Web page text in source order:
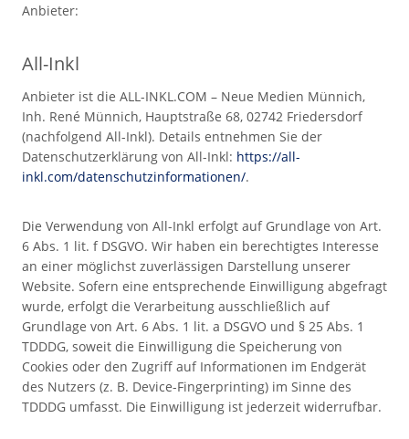
Anbieter:
All-Inkl
Anbieter ist die ALL-INKL.COM – Neue Medien Münnich,
Inh. René Münnich, Hauptstraße 68, 02742 Friedersdorf
(nachfolgend All-Inkl). Details entnehmen Sie der
Datenschutzerklärung von All-Inkl: https://all-
inkl.com/datenschutzinformationen/.
Die Verwendung von All-Inkl erfolgt auf Grundlage von Art.
6 Abs. 1 lit. f DSGVO. Wir haben ein berechtigtes Interesse
an einer möglichst zuverlässigen Darstellung unserer
Website. Sofern eine entsprechende Einwilligung abgefragt
wurde, erfolgt die Verarbeitung ausschließlich auf
Grundlage von Art. 6 Abs. 1 lit. a DSGVO und § 25 Abs. 1
TDDDG, soweit die Einwilligung die Speicherung von
Cookies oder den Zugriff auf Informationen im Endgerät
des Nutzers (z. B. Device-Fingerprinting) im Sinne des
TDDDG umfasst. Die Einwilligung ist jederzeit widerrufbar.